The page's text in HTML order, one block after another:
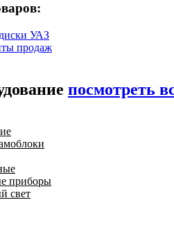
УАЗ
продаж
посмотреть
приборы
свет